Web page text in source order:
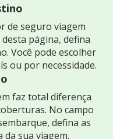
de seguro viagem
página, defina
Você pode escolher
ou por necessidade.
faz total diferença
No campo
defina as
da sua viagem.